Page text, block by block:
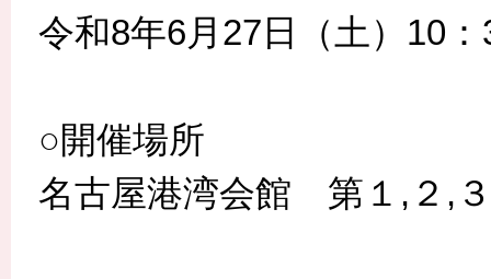
令和8年6月27日（土）10
○開催場所
名古屋港湾会館 第１,２,